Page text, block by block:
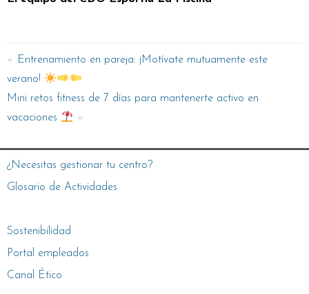
Entrenamiento en pareja: ¡Motívate mutuamente este
verano!
Mini retos fitness de 7 días para mantenerte activo en
vacaciones
¿Necesitas gestionar tu centro?
Glosario de Actividades
Sostenibilidad
Portal empleados
Canal Ético